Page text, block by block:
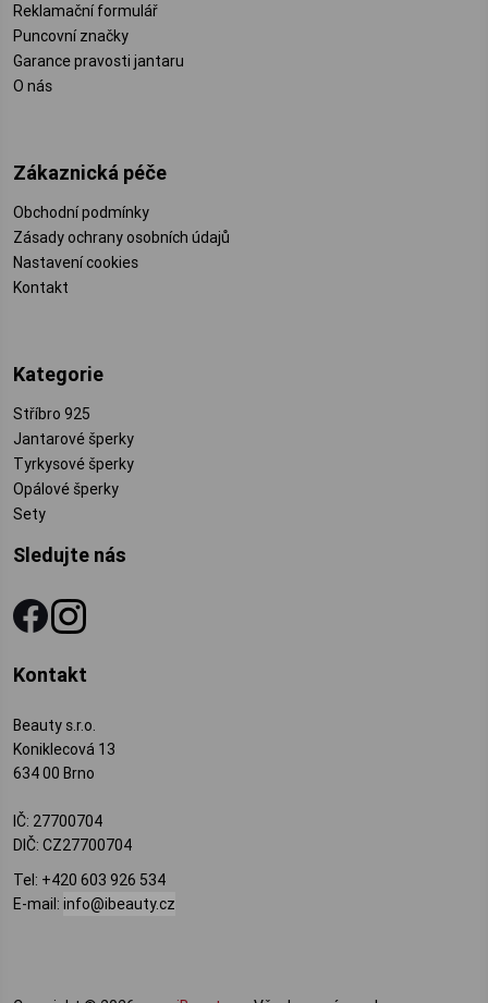
Reklamační formulář
Puncovní značky
Garance pravosti jantaru
O nás
Zákaznická péče
Obchodní podmínky
Zásady ochrany osobních údajů
Nastavení cookies
Kontakt
Kategorie
Stříbro 925
Jantarové šperky
Tyrkysové šperky
Opálové šperky
Sety
Sledujte nás
Kontakt
Beauty s.r.o.
Koniklecová 13
634 00 Brno
IČ: 27700704
DIČ: CZ27700704
Tel: +420 603 926 534
E-mail: info@ibeauty.cz